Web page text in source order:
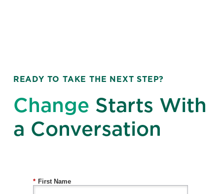
READY TO TAKE THE NEXT STEP?
Change Starts With
a Conversation
* First Name